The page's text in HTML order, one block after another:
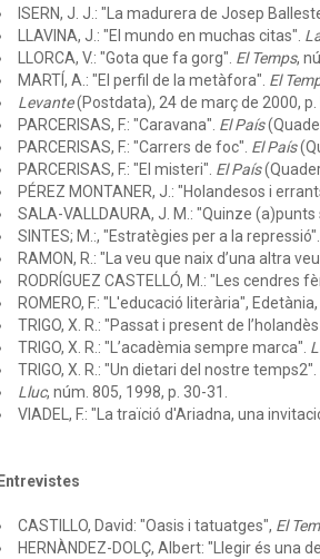
ISERN, J. J.: "La madurera de Josep
LLAVINA, J.: "El mundo en muchas citas".
LLORCA, V.: "Gota que fa gorg". El Temps,
MARTÍ, A.: "El perfil de la metàfora". El
Levante(Postdata), 24 de març de 2000, p. II.
PARCERISAS, F.: "Caravana". El País
PARCERISAS, F.: "Carrers de foc". El País
PARCERISAS, F.: "El misteri". El País
PÉREZ MONTANER, J.: "Holandesos i
SALA-VALLDAURA, J. M.: "Quinze
SINTES; M.:, "Estratègies per a la repressió".
RAMON, R.: "La veu que naix d’una altra
RODRÍGUEZ CASTELLÓ, M.: "Les cendres
ROMERO, F.: "L'educació literària", Edetània,
TRIGO, X. R.: "Passat i present de
TRIGO, X. R.: "L’acadèmia sempre marca".
TRIGO, X. R.: "Un dietari del nostre temps2".
Lluc, núm. 805, 1998, p. 30-31.
VIADEL, F.: "La traïció d'Ariadna, una
Entrevistes
CASTILLO, David: "Oasis i tatuatges", El
HERNÀNDEZ-DOLÇ, Albert: "Llegir és una